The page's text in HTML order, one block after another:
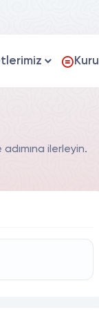
ilerleyin.